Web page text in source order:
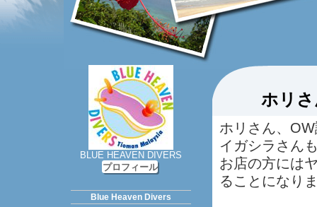
ホリ
ホリさん、
イガシラさん
お店の方には
ることになり
BLUE HEAVEN DIVERS
プロフィール
Blue Heaven Divers